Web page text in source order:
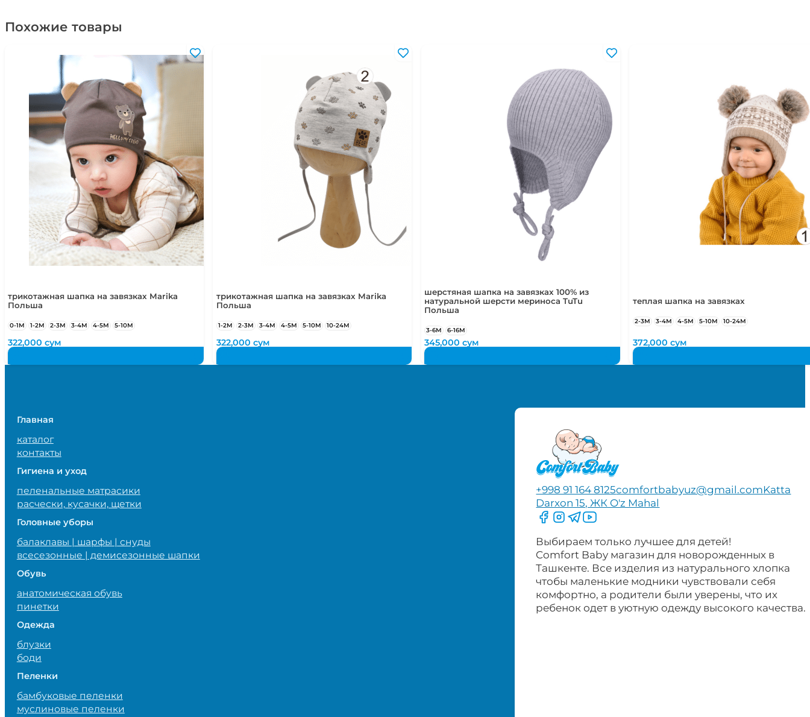
Похожие товары
трикотажная шапка на завязках Marika
Польша
0-1М 1-2М 2-3М 3-4М 4-5М 5-10М
322,000сум
трикотажная шапка на завязках Marika
Польша
1-2М 2-3М 3-4М 4-5М 5-10М 10-24М
322,000 сум
шерстяная шапка на завязках 100% из
натуральной шерсти мериноса TuTu
Польша
3-6М 6-16М
345,000сум
теплая шапка на завязках
2-3М 3-4М 4-5М 5-10М 10-24М
372,000 сум
Главная
каталог
контакты
Гигиена и уход
пеленальные матрасики
расчески, кусачки, щетки
Головные уборы
балаклавы | шарфы | снуды
всесезонные | демисезонные шапки
Обувь
анатомическая обувь
пинетки
Одежда
блузки
боди
Пеленки
бамбуковые пеленки
муслиновые пеленки
+998 91 164 8125comfortbabyuz@gmail.comKatta
Darxon 15, ЖК O'z Mahal
Следите за нами на Facebook
Следите за нами в Instagram
Следите за нами в Telegram
Следите за нами в YouTube
Выбираем только лучшее для детей!
Comfort Baby магазин для новорожденных в
Ташкенте. Все изделия из натурального хлопка
чтобы маленькие модники чувствовали себя
комфортно, а родители были уверены, что их
ребенок одет в уютную одежду высокого качества.